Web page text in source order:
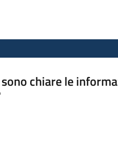
chiare le